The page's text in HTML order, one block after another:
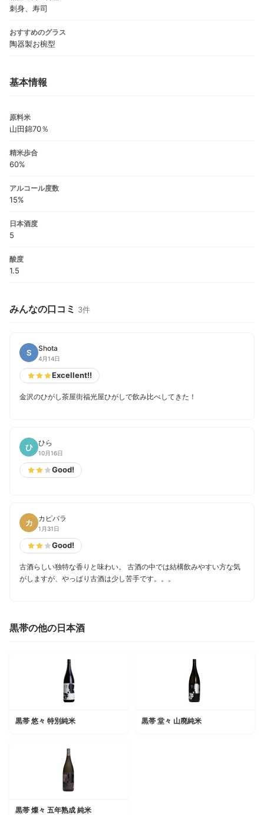
刺身、寿司
おすすめのグラス
陶器製お椀型
基本情報
原料米
山田錦70％
精米歩合
60%
アルコール度数
15%
日本酒度
5
酸度
1.5
みんなの口コミ 3件
S Shota
4月14日
Excellent!!
金沢のひがし茶屋街福光屋ひがしで飲み比べしてきた！
ひ ひら
10月16日
Good!
カ カピバラ
1月31日
Good!
古酒らしい独特な香りと味わい。 古酒の中では結構飲みやすい方な気
がしますが、やっぱり古酒は少し苦手です。。。
黒帯の他の日本酒
黒帯 悠々 特別純米 黒帯 堂々 山廃純米
黒帯 燦々 五年熟成 純米